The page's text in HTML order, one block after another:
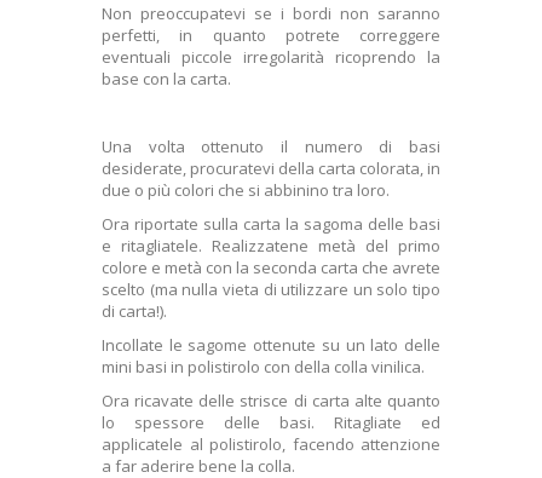
Non preoccupatevi se i bordi non saranno
perfetti, in quanto potrete correggere
eventuali piccole irregolarità ricoprendo la
base con la carta.
Una volta ottenuto il numero di basi
desiderate, procuratevi della carta colorata, in
due o più colori che si abbinino tra loro.
Ora riportate sulla carta la sagoma delle basi
e ritagliatele. Realizzatene metà del primo
colore e metà con la seconda carta che avrete
scelto (ma nulla vieta di utilizzare un solo tipo
di carta!).
Incollate le sagome ottenute su un lato delle
mini basi in polistirolo con della colla vinilica.
Ora ricavate delle strisce di carta alte quanto
lo spessore delle basi. Ritagliate ed
applicatele al polistirolo, facendo attenzione
a far aderire bene la colla.